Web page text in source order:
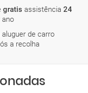
gratis assistência 24
ano
de carro
a recolha